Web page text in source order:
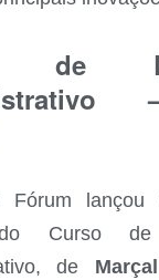
de
Fórum lançou
Curso de
de